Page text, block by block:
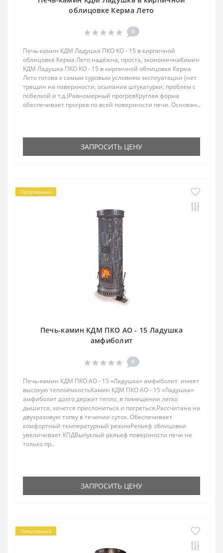
облицовке Керма Лето
0
Печь-камин КДМ Ладушка ПКО КО - 15 в кирпичной
облицовке Керма Лето надёжна, проста, экономичнаКамин
КДМ Ладушка ПКО КО - 15 в кирпичной облицовке Керма
Лето готова к самым суровым условиям эксплуатации (нет
трещин на поверхности, осыпания штукатурки, проблем с
побелкой и т.д.)Равномерный прогревКруглая форма
обеспечивает прогрев по всей поверхности печи. Основан..
ЗАПРОСИТЬ ЦЕНУ
Популярный
Печь-камин КДМ ПКО АО - 15 Ладушка
амфиболит
0
Печь-камин КДМ ПКО АО - 15 «Ладушка» амфиболит имеет
высокую теплоёмкостьКамин КДМ ПКО АО - 15 «Ладушка»
амфиболит долго держит тепло, в помещении легко
дышится, хочется прислониться и погреться.Рассчитана на
двухразовую топку в течении суток. Обеспечивает
комфортный температурный режимРельеф облицовки
увеличивает КПДВыпуклый рельеф поверхности печи не
только пр..
ЗАПРОСИТЬ ЦЕНУ
Популярный